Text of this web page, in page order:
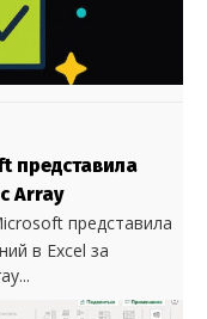
представила
Array
представила
в Excel за